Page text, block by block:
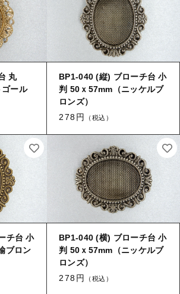
丸
ール
BP1-040 (縦) ブローチ台 小
判 50ｘ57mm（ニッケルブ
ロンズ）
278円
（税込）
チ台 小
ブロン
BP1-040 (横) ブローチ台 小
判 50ｘ57mm（ニッケルブ
ロンズ）
278円
（税込）
その他
工】 溶接（ロー付け）
加工】 穴あけ・ヤブリ
【加工】 刻印